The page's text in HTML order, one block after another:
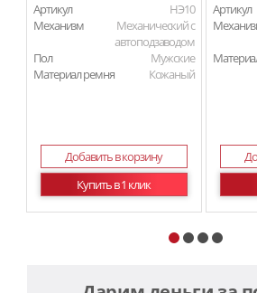
Артикул
HЭ10
Механизм
Механический с
автоподзаводом
Пол
Мужские
Материал ремня
Кожаный
Добавить в корзину
Купить в 1 клик
Артикул